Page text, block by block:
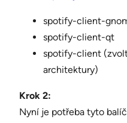
spotify-client-
spotify-client-qt
spotify-client
architektury)
Krok 2:
Nyní je potřeba tyto